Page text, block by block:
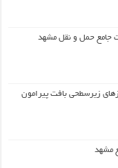
جامع حمل و نقل مشهد
زیرسطحی بافت پیرامون
مشهد